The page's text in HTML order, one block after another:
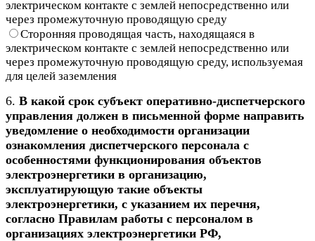
электрическом контакте с землей непосредственно или
через промежуточную проводящую среду
Сторонняя проводящая часть, находящаяся в
электрическом контакте с землей непосредственно или
через промежуточную проводящую среду, используемая
для целей заземления
6. В какой срок субъект оперативно-диспетчерского
управления должен в письменной форме направить
уведомление о необходимости организации
ознакомления диспетчерского персонала с
особенностями функционирования объектов
электроэнергетики в организацию,
эксплуатирующую такие объекты
электроэнергетики, с указанием их перечня,
согласно Правилам работы с персоналом в
организациях электроэнергетики РФ,